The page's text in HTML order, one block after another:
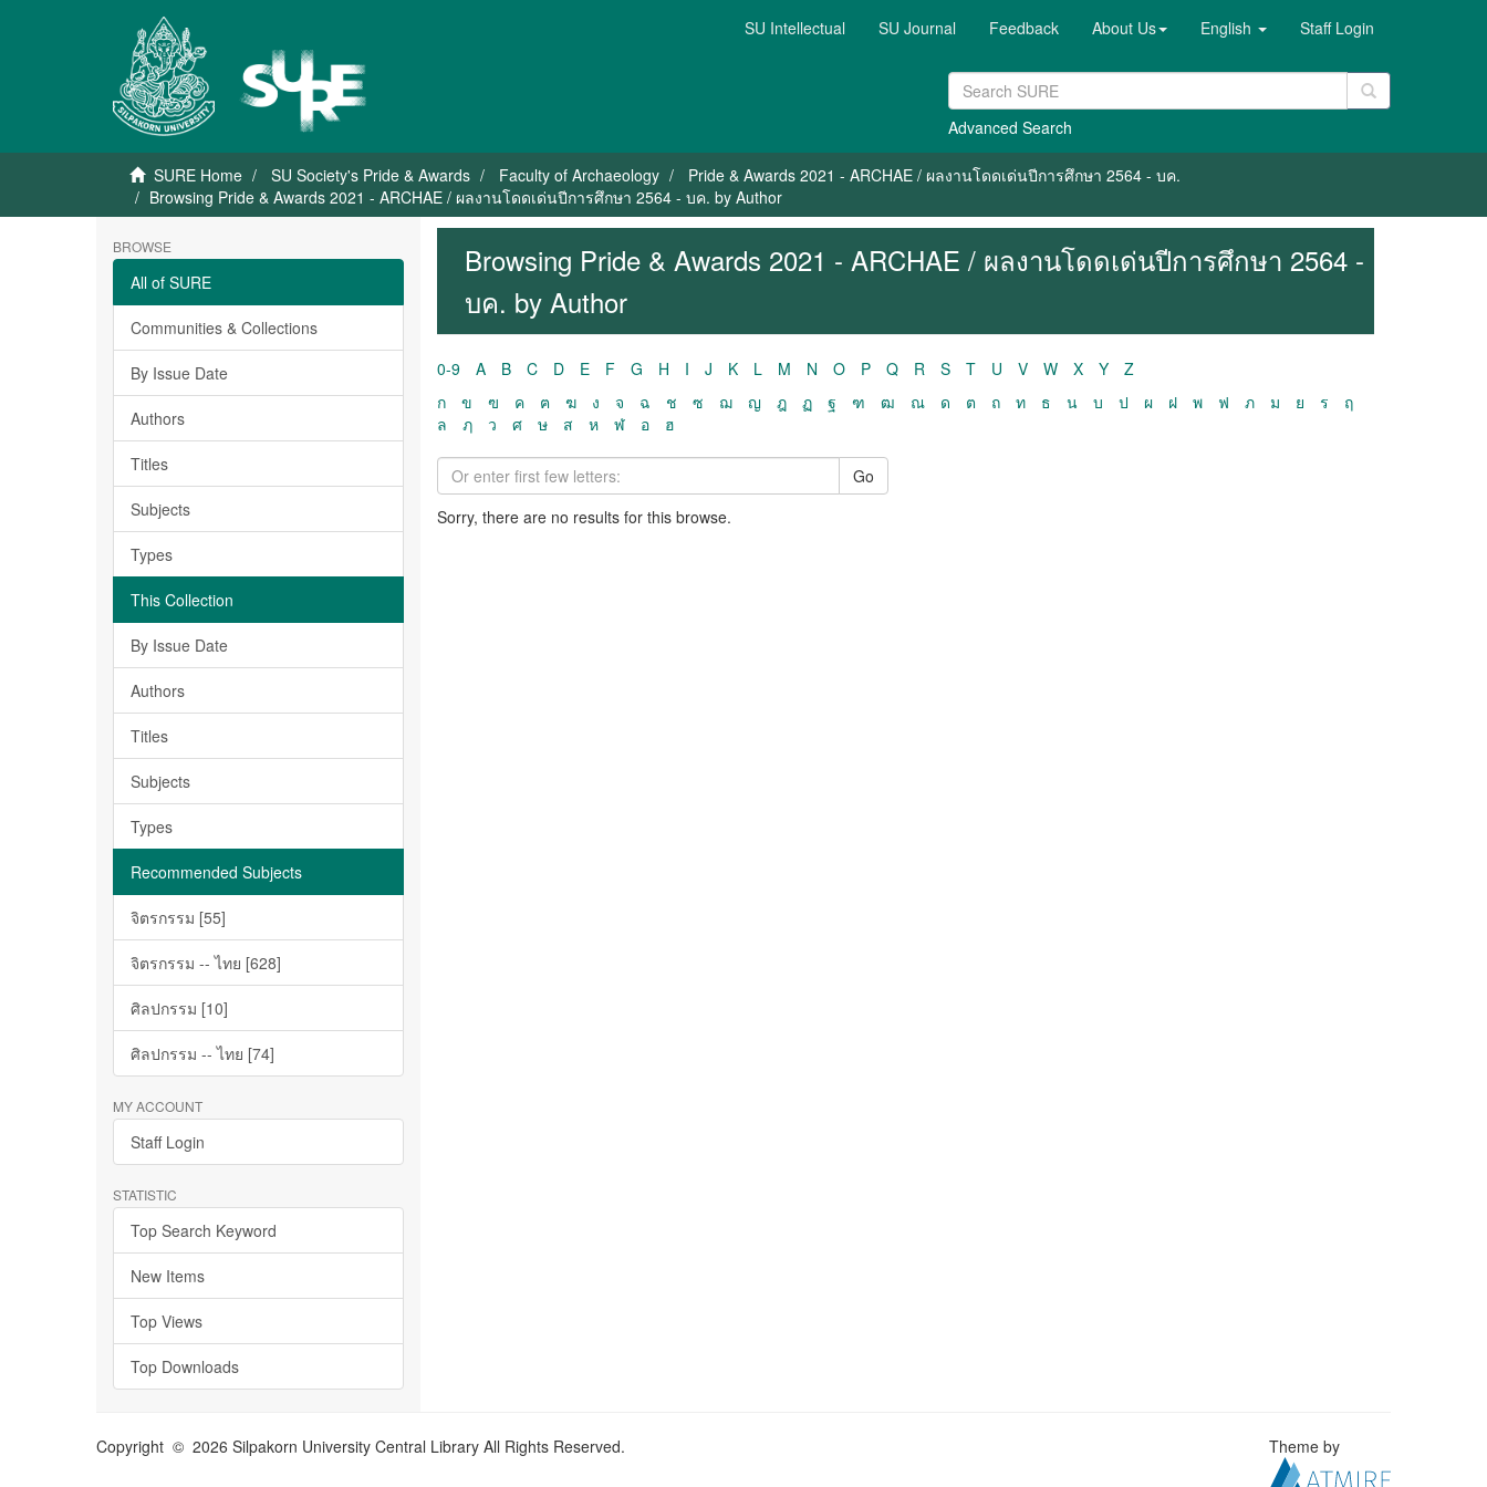
SU Intellectual SU Journal Feedback About Us English Staff Login
Advanced Search
SURE Home SU Society's Pride & Awards Faculty of Archaeology
Pride & Awards 2021 - ARCHAE / ผลงานโดดเด่นปีการศึกษา 2564 - บค.
Browsing Pride & Awards 2021 - ARCHAE / ผลงานโดดเด่นปีการศึกษา 2564 - บค. by Author
BROWSE
All of SURE
Communities & Collections
By Issue Date
Authors
Titles
Subjects
Types
This Collection
By Issue Date
Authors
Titles
Subjects
Types
Recommended Subjects
จิตรกรรม [55]
จิตรกรรม -- ไทย [628]
ศิลปกรรม [10]
ศิลปกรรม -- ไทย [74]
MY ACCOUNT
Staff Login
STATISTIC
Top Search Keyword
New Items
Top Views
Top Downloads
Browsing Pride & Awards 2021 - ARCHAE / ผลงานโดดเด่นปีการศึกษา 2564 -
บค. by Author
0-9 A B C D E F G H I J K L M N O P Q R S T U V W X Y
Z
ก
ข ฃ ค ฅ ฆ ง จ ฉ ช ซ ฌ ญ ฎ ฏ ฐ ฑ ฒ ณ ด ต ถ ท ธ น บ ป ผ ฝ พ ฟ ภ ม ย ร
ฤ
ล
ฦ ว ศ ษ ส ห ฬ อ ฮ
Go
Sorry, there are no results for this browse.
Copyright © 2026 Silpakorn University Central Library All Rights Reserved. Theme by